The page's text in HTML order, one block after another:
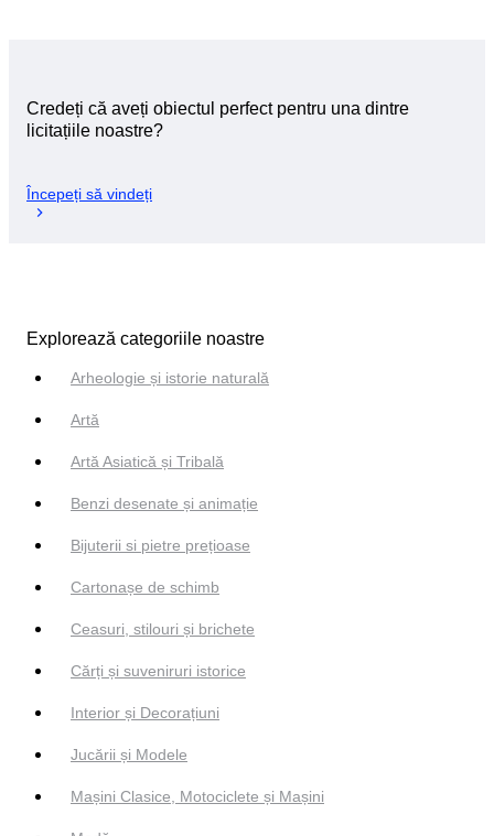
Credeți că aveți obiectul perfect pentru una dintre
licitațiile noastre?
Începeți să vindeți
Explorează categoriile noastre
Arheologie și istorie naturală
Artă
Artă Asiatică și Tribală
Benzi desenate și animație
Bijuterii si pietre prețioase
Cartonașe de schimb
Ceasuri, stilouri și brichete
Cărți și suveniruri istorice
Interior și Decorațiuni
Jucării și Modele
Mașini Clasice, Motociclete și Mașini